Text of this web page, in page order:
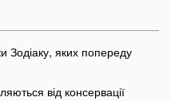
Зодіаку, яких попереду
від консервації